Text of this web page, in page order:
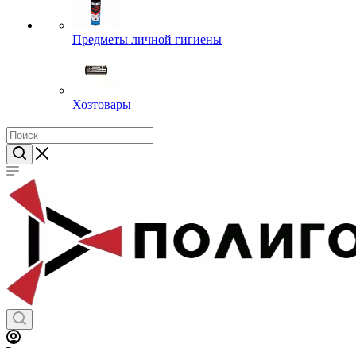
Предметы личной гигиены
Хозтовары